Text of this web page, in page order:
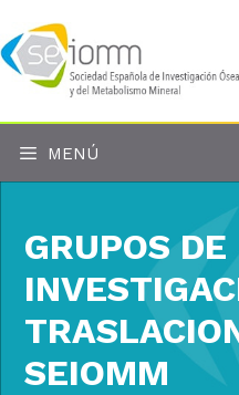
al
contenido
MENÚ
GRUPOS DE
SEIOMM